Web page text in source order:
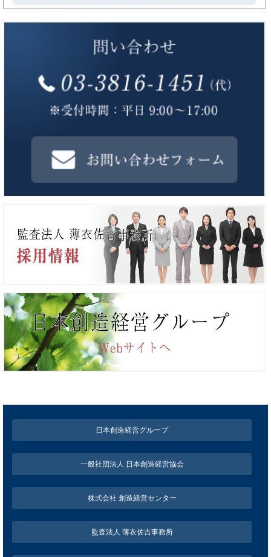
日本創造経営グループ
一般社団法人 日本創造経営協会
株式会社 創造経営センター
監査法人 薄衣佐吉事務所